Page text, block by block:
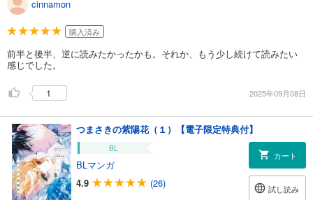
cinnamon
購入済み
前半と後半、逆に読みたかったかも。それか、もう少し続けて読みたい
感じでした。
1 2025年09月08日
つまさきの紫陽花（１）【電子限定特典付】
BL
BLマンガ
4.9
(26)
カート
試し読み